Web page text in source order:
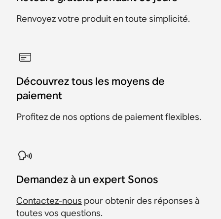
Renvoyez votre produit en toute simplicité.
Découvrez tous les moyens de
paiement
Profitez de nos options de paiement flexibles.
Demandez à un expert Sonos
Contactez-nous pour obtenir des réponses à
toutes vos questions.